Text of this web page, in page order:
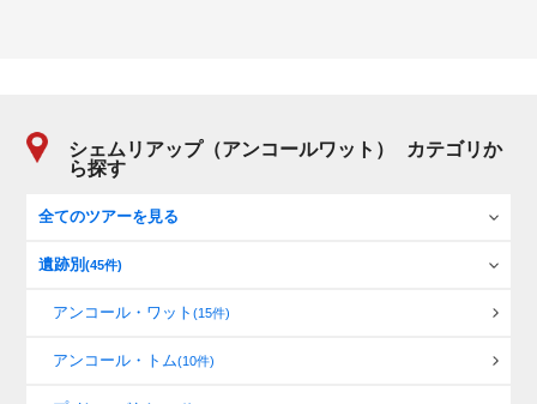
シェムリアップ（アンコールワット）
カテゴリか
ら探す
全てのツアーを見る
遺跡別(45件)
アンコール・ワット(15件)
アンコール・トム(10件)